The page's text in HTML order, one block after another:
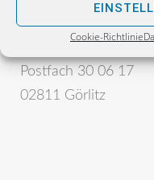
Cookie-Richtlinie
Alternative für
Postfach 30 06 17
02811 Görlitz